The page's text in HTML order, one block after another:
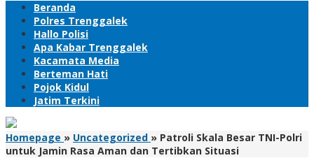
Beranda
Polres Trenggalek
Hallo Polisi
Apa Kabar Trenggalek
Kacamata Media
Berteman Hati
Pojok Kidul
Jatim Terkini
Homepage » Uncategorized » Patroli Skala Besar TNI-Polri
untuk Jamin Rasa Aman dan Tertibkan Situasi